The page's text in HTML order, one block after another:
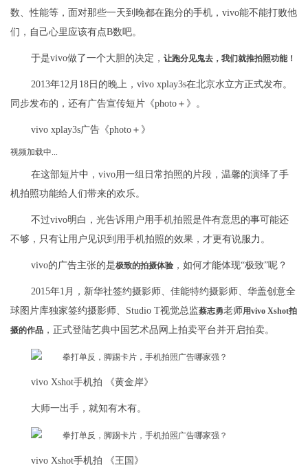
数、性能等，面对那些一天到晚都在跑分的手机，vivo能不能打败他
们，自己心里应该有点B数吧。
于是vivo做了一个大胆的决定， 让跑分见鬼去，我们就推拍照功能！
2013年12月18日的晚上，vivo xplay3s在北京水立方正式发布。
同步发布的，还有广告宣传短片《photo＋》。
vivo xplay3s广告《photo＋》
视频加载中...
在这部短片中，vivo用一组日常拍照的片段，温馨的演绎了手
机拍照功能给人们带来的欢乐。
不过vivo明白，光告诉用户用手机拍照是件有意思的事可能还
不够，只有让用户见识到用手机拍照的效果，才更有说服力。
vivo的广告主张的是极致的拍摄体验 ，如何才能体现“极致”呢？
2015年1月，新华社签约摄影师、佳能特约摄影师、华盖创意全
球图片库独家签约摄影师、Studio T视觉总监蔡志勇老师用vivo Xshot拍
摄的作品 ，正式登陆艺典中国艺术品网上拍卖平台并开启拍卖。
vivo Xshot手机拍 《黄金岸》
大师一出手，就知有木有。
vivo Xshot手机拍 《王国》